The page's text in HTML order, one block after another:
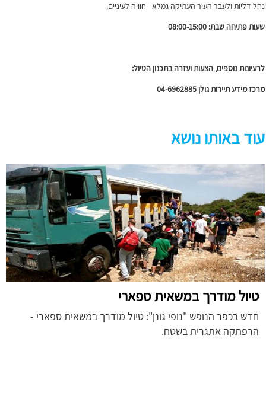
נחל דליות ולעבר העיר העתיקה גמלא - חוויה לעיניים.
שעות פתיחה שבת: 08:00-15:00
לרעיונות נוספים, הצעות ועזרה בתכנון הטיול:
מרכז מידע תיירות גולן 04-6962885
עוד באותו נושא
טיול מודרך במשאית ספארי
חדש בכפר הנופש "נופי גונן": טיול מודרך במשאית ספארי -
הרפתקה אתגרית בשטח.